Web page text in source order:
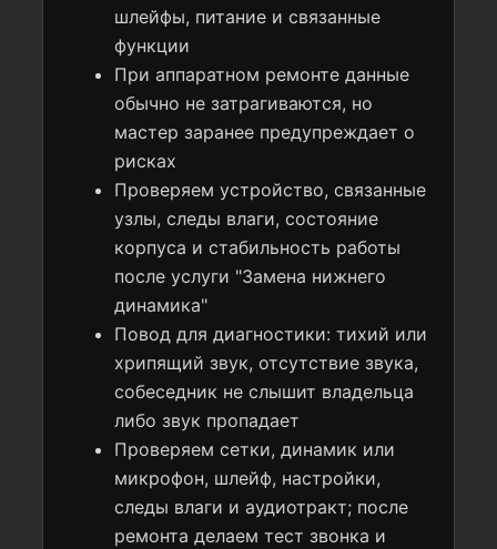
шлейфы, питание и связанные
функции
При аппаратном ремонте данные
обычно не затрагиваются, но
мастер заранее предупреждает о
рисках
Проверяем устройство, связанные
узлы, следы влаги, состояние
корпуса и стабильность работы
после услуги "Замена нижнего
динамика"
Повод для диагностики: тихий или
хрипящий звук, отсутствие звука,
собеседник не слышит владельца
либо звук пропадает
Проверяем сетки, динамик или
микрофон, шлейф, настройки,
следы влаги и аудиотракт; после
ремонта делаем тест звонка и